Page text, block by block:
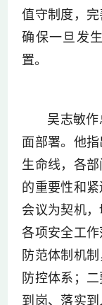
值守制度，完
确保一旦发
置。
吴志敏
面部署。他
生命线，各
的重要性和
会议为契机
各项安全工
防范体制机
防控体系；
到岗、落实到